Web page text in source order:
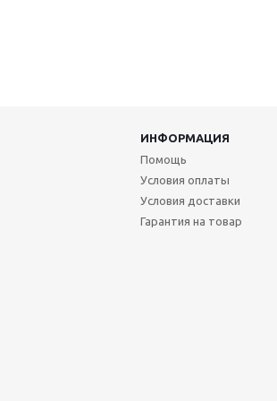
ИНФОРМАЦИЯ
Помощь
Условия оплаты
Условия доставки
Гарантия на товар